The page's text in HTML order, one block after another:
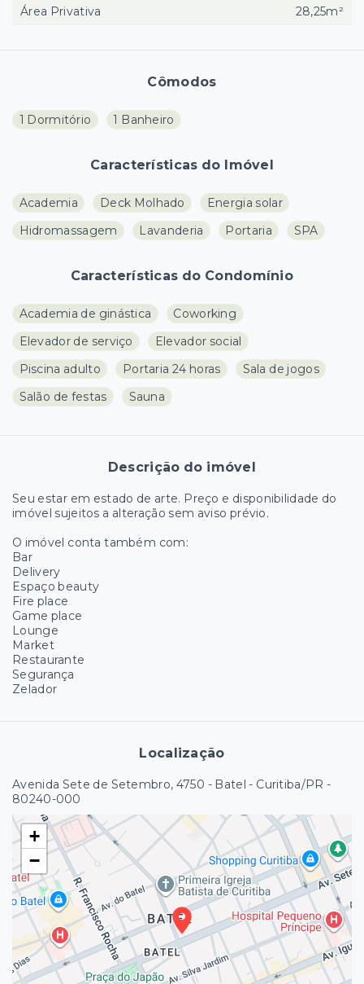
Cômodos
1 Dormitório 1 Banheiro
Características do Imóvel
Academia Deck Molhado
Energia solar
Hidromassagem
Lavanderia Portaria SPA
Características do Condomínio
Academia de ginástica
Coworking
Elevador de serviço
Elevador social
Piscina adulto
Portaria 24 horas
Sala de jogos
Salão de festas
Sauna
Descrição do imóvel
Seu estar em estado de arte. Preço e disponibilidade do
imóvel sujeitos a alteração sem aviso prévio.
O imóvel conta também com:
Bar
Delivery
Espaço beauty
Fire place
Game place
Lounge
Market
Restaurante
Segurança
Zelador
Localização
Avenida Sete de Setembro, 4750 - Batel - Curitiba/PR -
80240-000
+
−
Área Privativa
28,25m²